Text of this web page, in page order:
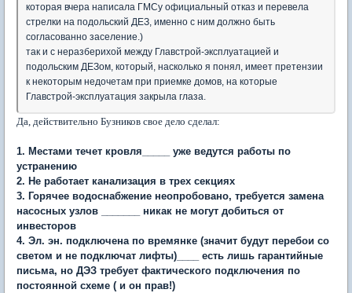
которая вчера написала ГМСу официальный отказ и перевела
стрелки на подольский ДЕЗ, именно с ним должно быть
согласованно заселение.)
так и с неразберихой между Главстрой-эксплуатацией и
подольским ДЕЗом, который, насколько я понял, имеет претензии
к некоторым недочетам при приемке домов, на которые
Главстрой-эксплуатация закрыла глаза.
Да, действительно Бузников свое дело сделал:
1. Местами течет кровля_____ уже ведутся работы по
устранению
2. Не работает канализация в трех секциях
3. Горячее водоснабжение неопробовано, требуется замена
насосных узлов _______ никак не могут добиться от
инвесторов
4. Эл. эн. подключена по времянке (значит будут перебои со
светом и не подключат лифты)____ есть лишь гарантийные
письма, но ДЭЗ требует фактического подключения по
постоянной схеме ( и он прав!)